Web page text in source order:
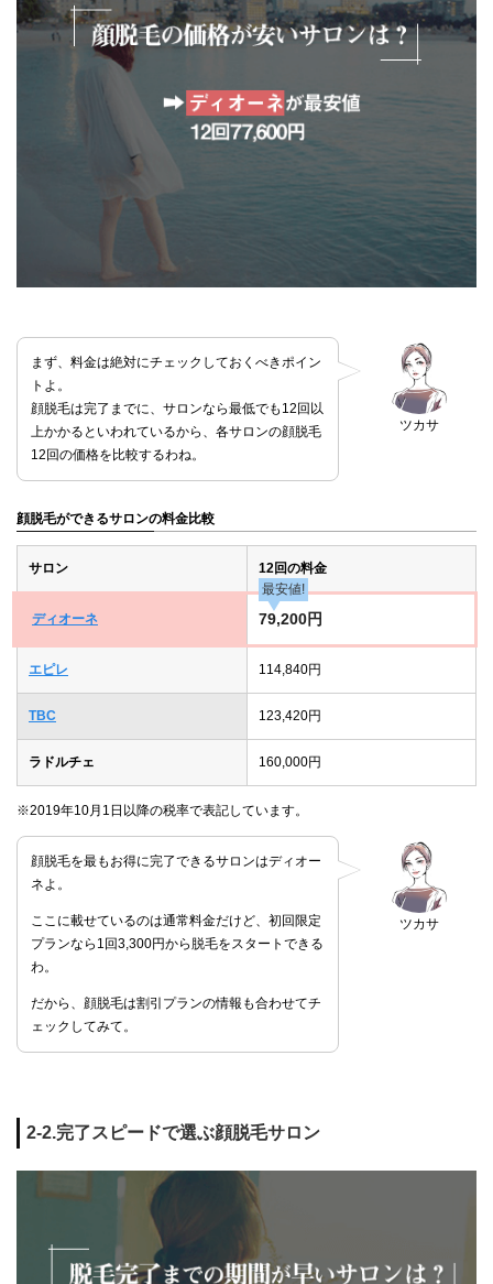
ツカサ
まず、料金は絶対にチェックしておくべきポイン
トよ。
顔脱毛は完了までに、サロンなら最低でも12回以
上かかるといわれているから、各サロンの顔脱毛
12回の価格を比較するわね。
顔脱毛ができるサロンの料金比較
サロン 12回の料金
ディオーネ
最安値!
79,200円
エピレ 114,840円
TBC 123,420円
ラドルチェ 160,000円
※2019年10月1日以降の税率で表記しています。
ツカサ
顔脱毛を最もお得に完了できるサロンはディオー
ネよ。
ここに載せているのは通常料金だけど、初回限定
プランなら1回3,300円から脱毛をスタートできる
わ。
だから、顔脱毛は割引プランの情報も合わせてチ
ェックしてみて。
2-2.完了スピードで選ぶ顔脱毛サロン